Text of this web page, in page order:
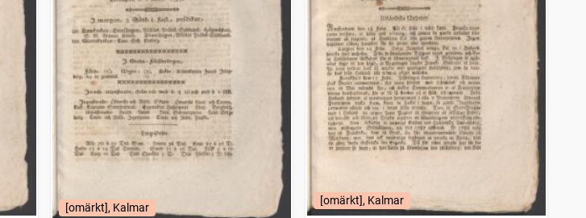
[omärkt], Kalmar
[omärkt], Kalmar